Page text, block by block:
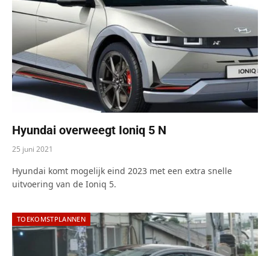
Hyundai overweegt Ioniq 5 N
25 juni 2021
Hyundai komt mogelijk eind 2023 met een extra snelle
uitvoering van de Ioniq 5.
TOEKOMSTPLANNEN